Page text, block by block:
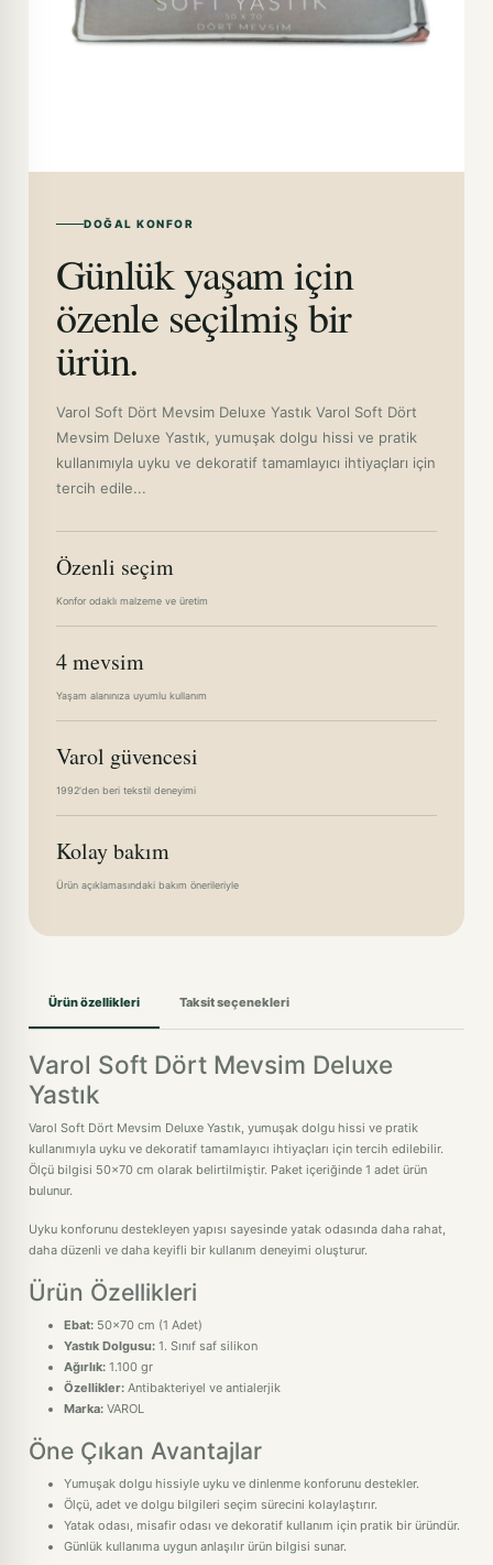
DOĞAL KONFOR
Günlük yaşam için
özenle seçilmiş bir
ürün.
Varol Soft Dört Mevsim Deluxe Yastık Varol Soft Dört
Mevsim Deluxe Yastık, yumuşak dolgu hissi ve pratik
kullanımıyla uyku ve dekoratif tamamlayıcı ihtiyaçları için
tercih edile...
Özenli seçim
Konfor odaklı malzeme ve üretim
4 mevsim
Yaşam alanınıza uyumlu kullanım
Varol güvencesi
1992'den beri tekstil deneyimi
Kolay bakım
Ürün açıklamasındaki bakım önerileriyle
Ürün özellikleri Taksit seçenekleri
Varol Soft Dört Mevsim Deluxe
Yastık
Varol Soft Dört Mevsim Deluxe Yastık, yumuşak dolgu hissi ve pratik
kullanımıyla uyku ve dekoratif tamamlayıcı ihtiyaçları için tercih edilebilir.
Ölçü bilgisi 50x70 cm olarak belirtilmiştir. Paket içeriğinde 1 adet ürün
bulunur.
Uyku konforunu destekleyen yapısı sayesinde yatak odasında daha rahat,
daha düzenli ve daha keyifli bir kullanım deneyimi oluşturur.
Ürün Özellikleri
Ebat: 50x70 cm (1 Adet)
Yastık Dolgusu: 1. Sınıf saf silikon
Ağırlık: 1.100 gr
Özellikler: Antibakteriyel ve antialerjik
Marka: VAROL
Öne Çıkan Avantajlar
Yumuşak dolgu hissiyle uyku ve dinlenme konforunu destekler.
Ölçü, adet ve dolgu bilgileri seçim sürecini kolaylaştırır.
Yatak odası, misafir odası ve dekoratif kullanım için pratik bir üründür.
Günlük kullanıma uygun anlaşılır ürün bilgisi sunar.